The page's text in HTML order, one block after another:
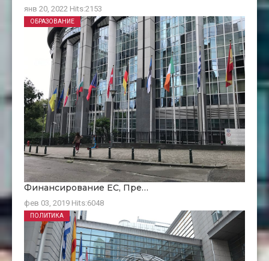
янв 20, 2022 Hits:2153
Финансирование ЕC, Пре…
фев 03, 2019 Hits:6048
ОБРАЗОВАНИЕ
ПОЛИТИКА